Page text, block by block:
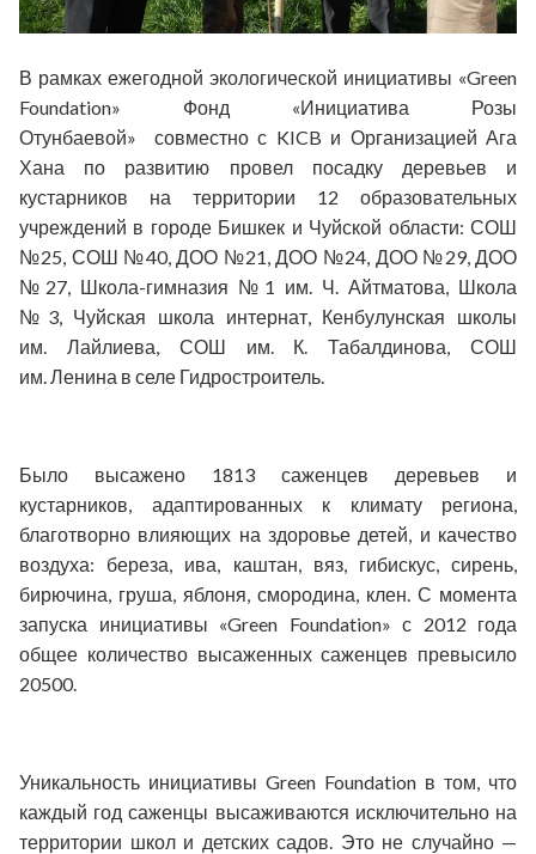
В рамках ежегодной экологической инициативы «Green
Foundation»
Фонд
«Инициатива Розы
Отунбаевой»
совместно с KICB и Организацией Ага
Хана по развитию провел посадку деревьев и
кустарников на территории 12 образовательных
учреждений в городе Бишкек и Чуйской области:СОШ
№25, СОШ №40,ДОО №21,ДОО №24, ДОО №29,ДОО
№27, Школа-гимназия №1 им. Ч. Айтматова, Школа
№3, Чуйская школа интернат, Кенбулунская школы
им.
Лайлиева, СОШ им. К. Табалдинова,СОШ
им.Ленина в селе Гидростроитель.
Было высажено 1813 саженцев деревьев и
кустарников, адаптированных к климату региона,
благотворно влияющих на здоровье детей, и качество
воздуха: береза, ива, каштан, вяз, гибискус, сирень,
бирючина, груша, яблоня, смородина, клен. С момента
запуска инициативы «Green Foundation» с 2012 года
общее количество высаженных саженцев превысило
20500.
Уникальность инициативы Green Foundation в том, что
каждый год саженцы высаживаются исключительно на
территории школ и детских садов. Это не случайно —